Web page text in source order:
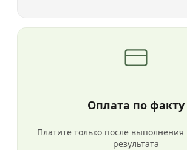
Оплата по факту
Платите только после выполнения
результата